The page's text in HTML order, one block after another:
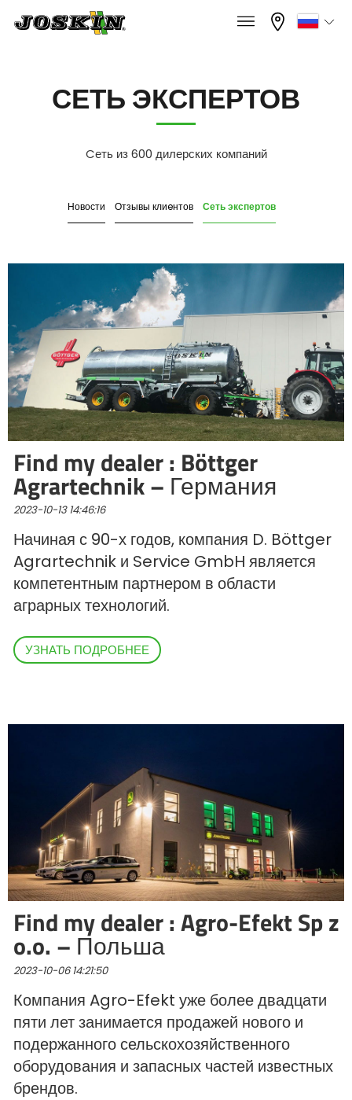
меню
МОДЕЛЬНЫЙ РЯД
НАЙТИ & КУПИТЬ
МИР JOSKIN
FAN SHOP
PARTS BOOK
ВАКАНСИИ
×
×
Nederlands
Deutsch
Español
Polski
Загрузить брошюру
Italiano
Dansk
Română
Suomi
Eesti keel
Slovenija
Lietuvių kalba
Česká republika
Srpski
Yкраїнська мова
СЕТЬ ЭКСПЕРТОВ
Cеть из 600 дилерских компаний
Новости Отзывы клиeнтов Сеть экспертов
Find my dealer : Böttger
Agrartechnik – Германия
2023-10-13 14:46:16
Начиная с 90-х годов, компания D. Böttger
Agrartechnik и Service GmbH является
компетентным партнером в области
аграрных технологий.
УЗНАТЬ ПОДРОБНЕЕ
Find my dealer : Agro-Efekt Sp z
o.o. – Польша
2023-10-06 14:21:50
Компания Agro-Efekt уже более двадцати
пяти лет занимается продажей нового и
подержанного сельскохозяйственного
оборудования и запасных частей известных
брендов.